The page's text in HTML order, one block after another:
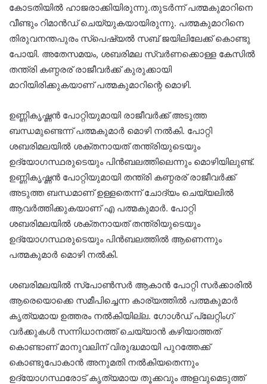
കോടതിയിൽ ഹാജരാക്കിയിരുന്നു.തുടർന്ന് പത്മകുമാറിനെ
വീണ്ടും റിമാൻഡ് ചെയ്യുകയായിരുന്നു. പത്മകുമാറിനെ
തിരുവനന്തപുരം സ്പെഷ്യൽ സബ് ജയിലിലേക്ക് കൊണ്ടു
പോയി. അതേസമയം, ശബരിമല സ്വർണക്കൊള്ള കേസിൽ
തന്ത്രി കണ്ഠരര് രാജീവർക്ക് കുരുക്കായി
മാറിയിരിക്കുകയാണ് പത്മകുമാറിന്റെ മൊഴി.
ഉണ്ണികൃഷ്ണൻ പോറ്റിയുമായി രാജീവർക്ക് അടുത്ത
ബന്ധമുണ്ടെന്ന് പത്മകുമാർ മൊഴി നൽകി. പോറ്റി
ശബരിമലയിൽ ശക്തനായത് തന്ത്രിയുടെയും
ഉദ്യോഗസ്ഥരുടെയും പിൻബലത്തിലെന്നും മൊഴിയിലുണ്ട്.
ഉണ്ണികൃഷ്ണൻ പോറ്റിയുമായി തന്ത്രി കണ്ഠരര് രാജീവർക്ക്
അടുത്ത ബന്ധമാണ് ഉള്ളതെന്ന് ചോദ്യം ചെയ്യലിൽ
ആവർത്തിക്കുകയാണ് എ പത്മകുമാർ. പോറ്റി
ശബരിമലയിൽ ശക്തനായത് തന്ത്രിയുടെയും
ഉദ്യോഗസ്ഥരുടെയും പിൻബലത്തിൽ ആണെന്നും
പത്മകുമാർ മൊഴി നൽകി.
ശബരിമലയിൽ സ്പോൺസർ ആകാൻ പോറ്റി സർക്കാരിൽ
ആരെയൊക്കെ സമീപിച്ചെന്ന കാര്യത്തിൽ പത്മകുമാർ
കൃത്യമായ ഉത്തരം നൽകിയില്ല. ഗോൾഡ് പ്ലേറ്റിംഗ്
വർക്കുകൾ സന്നിധാനത്ത് ചെയ്യാൻ കഴിയാത്തത്
കൊണ്ടാണ് മാനുവലിന് വിരുദ്ധമായി പുറത്തേക്ക്
കൊണ്ടുപോകാൻ അനുമതി നൽകിയതെന്നും
ഉദ്യോഗസ്ഥരോട് കൃത്യമായ തൂക്കവും അളവുമെടുത്ത്